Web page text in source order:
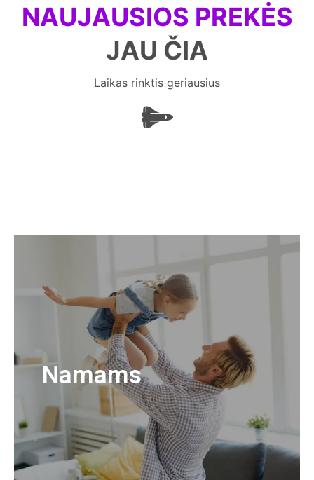
NAUJAUSIOS PREKĖS
JAU ČIA
Laikas rinktis geriausius
Namams